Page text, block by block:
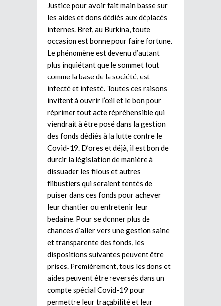
Justice pour avoir fait main basse sur
les aides et dons dédiés aux déplacés
internes. Bref, au Burkina, toute
occasion est bonne pour faire fortune.
Le phénomène est devenu d’autant
plus inquiétant que le sommet tout
comme la base de la société, est
infecté et infesté. Toutes ces raisons
invitent à ouvrir l’œil et le bon pour
réprimer tout acte répréhensible qui
viendrait à être posé dans la gestion
des fonds dédiés à la lutte contre le
Covid-19. D’ores et déjà, il est bon de
durcir la législation de manière à
dissuader les filous et autres
flibustiers qui seraient tentés de
puiser dans ces fonds pour achever
leur chantier ou entretenir leur
bedaine. Pour se donner plus de
chances d’aller vers une gestion saine
et transparente des fonds, les
dispositions suivantes peuvent être
prises. Premièrement, tous les dons et
aides peuvent être reversés dans un
compte spécial Covid-19 pour
permettre leur traçabilité et leur